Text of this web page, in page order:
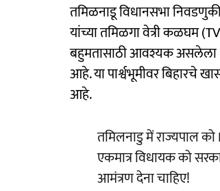
तमिळनाडू विधानसभा
यांच्या तमिळगा वेत्री कळघम
बहुमतासाठी आवश्यक असलेला
आहे. या पार्श्वभूमीवर बिहारचे
आहे.
तमिलनाडु में राज्यपाल को
एकमात्र विधायक को
आमंत्रण देना चाहिए!